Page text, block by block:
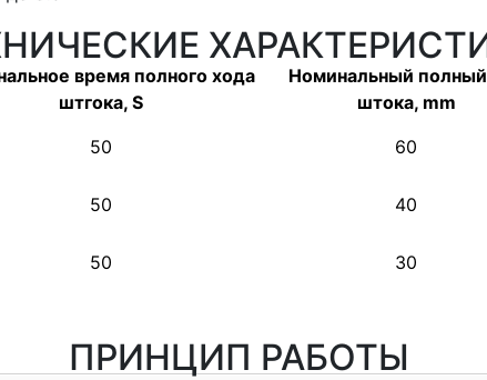
время полного хода
штгока, S
Номинальный
штока, mm
50
60
50
40
50 30
ПРИНЦИП РАБОТЫ